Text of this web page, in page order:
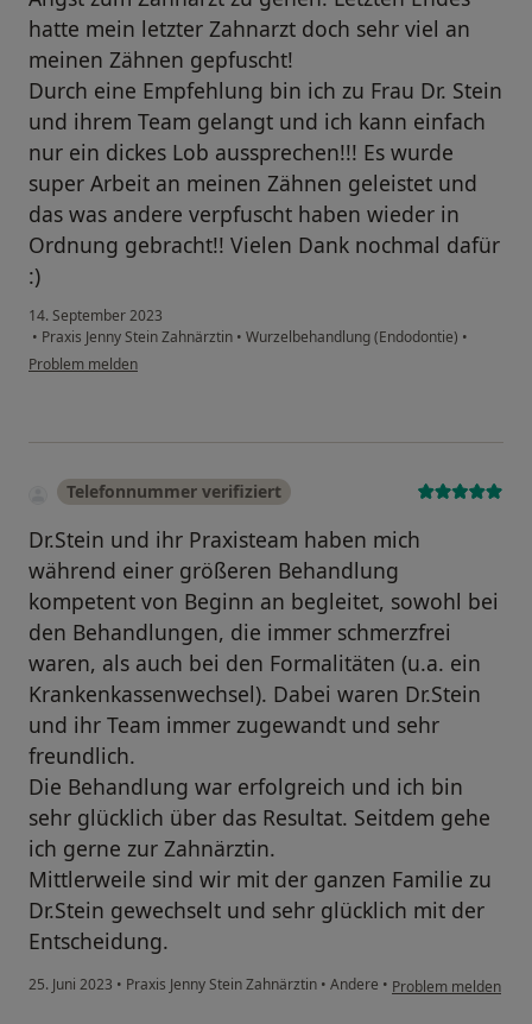
hatte mein letzter Zahnarzt doch sehr viel an
meinen Zähnen gepfuscht!
Durch eine Empfehlung bin ich zu Frau Dr. Stein
und ihrem Team gelangt und ich kann einfach
nur ein dickes Lob aussprechen!!! Es wurde
super Arbeit an meinen Zähnen geleistet und
das was andere verpfuscht haben wieder in
Ordnung gebracht!! Vielen Dank nochmal dafür
:)
14. September 2023
• Praxis Jenny Stein Zahnärztin • Wurzelbehandlung (Endodontie) •
Problem melden
Telefonnummer verifiziert
Dr.Stein und ihr Praxisteam haben mich
während einer größeren Behandlung
kompetent von Beginn an begleitet, sowohl bei
den Behandlungen, die immer schmerzfrei
waren, als auch bei den Formalitäten (u.a. ein
Krankenkassenwechsel). Dabei waren Dr.Stein
und ihr Team immer zugewandt und sehr
freundlich.
Die Behandlung war erfolgreich und ich bin
sehr glücklich über das Resultat. Seitdem gehe
ich gerne zur Zahnärztin.
Mittlerweile sind wir mit der ganzen Familie zu
Dr.Stein gewechselt und sehr glücklich mit der
Entscheidung.
25. Juni 2023 • Praxis Jenny Stein Zahnärztin • Andere • Problem melden